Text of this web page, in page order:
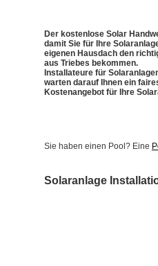
Der kostenlose Solar
damit Sie für Ihre
eigenen Hausdach den
aus Triebes bekommen.
Installateure für
warten darauf Ihnen ein
Kostenangebot für Ihre
Sie haben einen Pool? Eine
Solaranlage